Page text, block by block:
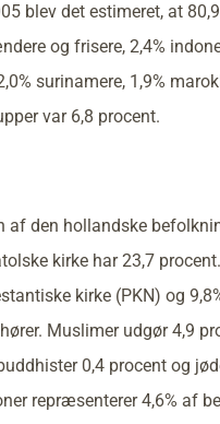
blev det estimeret, at
og frisere, 2,4%
surinamere, 1,9%
var 6,8 procent.
af den hollandske
kirke har 23,7
kirke (PKN) og
Muslimer udgør 4,9
0,4 procent og
repræsenterer 4,6% af